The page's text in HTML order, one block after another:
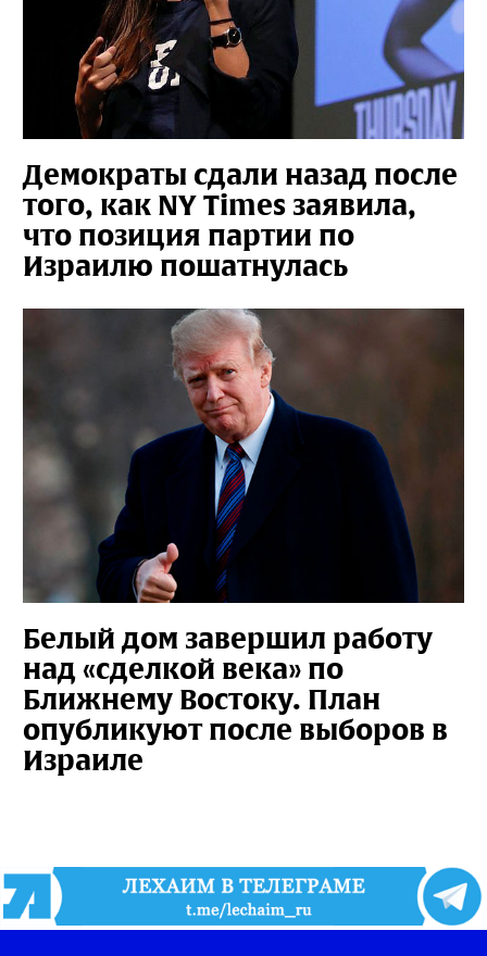
Демократы сдали назад после
того, как NY Times заявила,
что позиция партии по
Израилю пошатнулась
Белый дом завершил работу
над «сделкой века» по
Ближнему Востоку. План
опубликуют после выборов в
Израиле